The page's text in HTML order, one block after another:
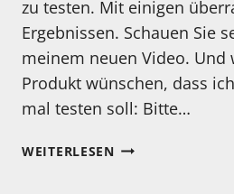
zu testen. Mit einigen
Ergebnissen. Schauen Sie
meinem neuen Video. Und
Produkt wünschen, dass
mal testen soll: Bitte…
WEITERLESENNEUES